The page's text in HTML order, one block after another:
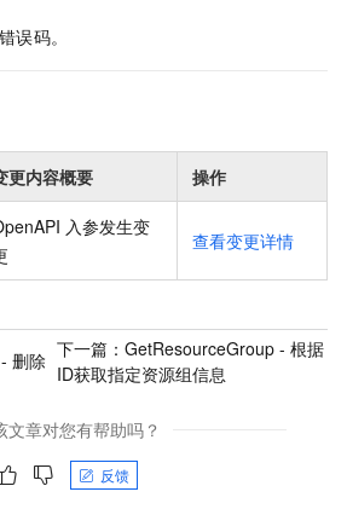
误码。
更内容概要 操作
入参发生变
查看变更详情
删除
下一篇： GetResourceGroup - 根据
ID获取指定资源组信息
文章对您有帮助吗？
反馈